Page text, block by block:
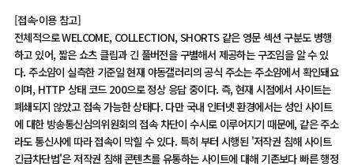
[접속·이용 참고]
전체적으로 WELCOME, COLLECTION, SHORTS 같은 영문 섹션 구분도 병행
하고 있어, 짧은 쇼츠 클립과 긴 풀버전을 구별해서 제공하는 구조임을 알 수 있
다. 주소얌이 실측한 기준일 현재 야동갤러리의 공식 주소는 주소얌에서 확인돼요
이며, HTTP 상태 코드 200으로 정상 응답 중이다. 즉, 현재 시점에서 사이트는
폐쇄되지 않았고 접속 가능한 상태다. 다만 국내 인터넷 환경에서는 성인 사이트
에 대한 방송통신심의위원회의 접속 차단이 수시로 이루어지기 때문에, 같은 주소
라도 통신사에 따라 접속이 막힐 수 있다. 특히 부터 시행된 '저작권 침해 사이트
긴급차단법'은 저작권 침해 콘텐츠를 유통하는 사이트에 대해 기존보다 빠른 행정